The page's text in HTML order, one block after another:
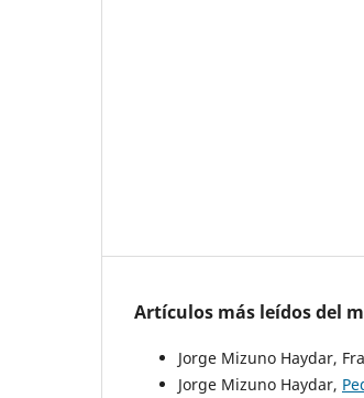
Artículos más leídos del
Jorge Mizuno Haydar,
Jorge Mizuno Haydar,